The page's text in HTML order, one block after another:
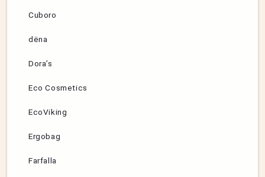
Cuboro
dëna
Dora’s
Eco Cosmetics
EcoViking
Ergobag
Farfalla